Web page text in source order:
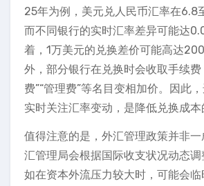
25年为例，美元兑人民币汇率在6.8
而不同银行的实时汇率差异可能达
着，1万美元的兑换差价可能高达
外，部分银行在兑换时会收取手续费
费”“管理费”等名目变相加价。因此
实时关注汇率变动，是降低兑换成本
值得注意的是，外汇管理政策并非
汇管理局会根据国际收支状况动态
如在资本外流压力较大时，可能会